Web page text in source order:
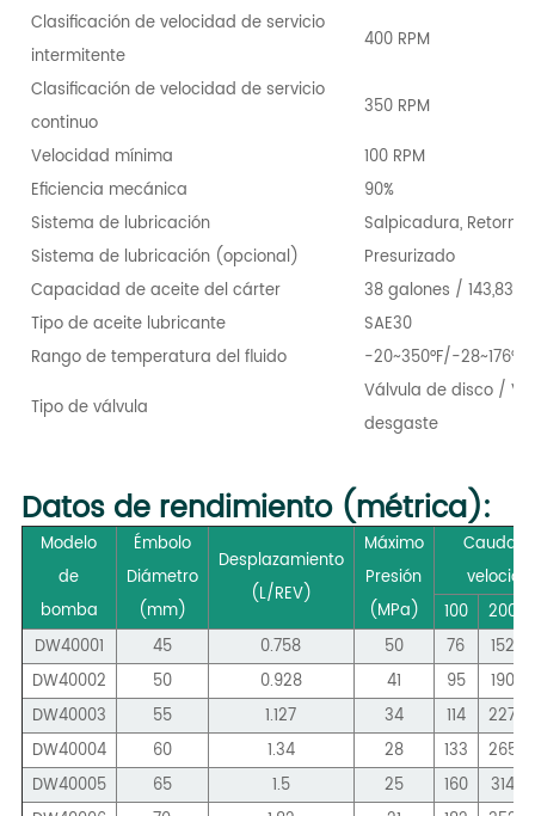
Clasificación de velocidad de servicio
intermitente
400 RPM
Clasificación de velocidad de servicio
continuo
350 RPM
Velocidad mínima
100 RPM
Eficiencia mecánica
90%
Sistema de lubricación
Salpicadura,
Sistema de lubricación (opcional)
Presurizado
Capacidad de aceite del cárter
38 galones / 143,83 L
Tipo de aceite lubricante
SAE30
Rango de temperatura del fluido
-20~350°F/-28~176°C
Tipo de válvula
Válvula de disco /
desgaste
Datos de rendimiento (métrica):
Modelo
de
bomba
Émbolo
Diámetro
(mm)
Desplazamiento
(L/REV)
Máximo
Presión
(MPa)
Caudal
100
200
DW40001
45 0.758 50 76
152
DW40002
50 0.928 41 95
190
DW40003
55 1.127 34 114
227
DW40004
60 1.34 28 133
265
DW40005
65 1.5 25 160
314